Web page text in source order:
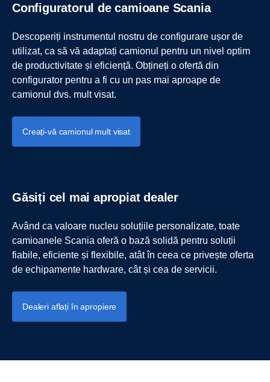
Configuratorul de camioane Scania
Descoperiți instrumentul nostru de configurare ușor de
utilizat, ca să vă adaptați camionul pentru un nivel optim
de productivitate și eficiență. Obțineți o ofertă din
configurator pentru a fi cu un pas mai aproape de
camionul dvs. mult visat.
Creați-vă camionul mult visat
Găsiți cel mai apropiat dealer
Având ca valoare nucleu soluțiile personalizate, toate
camioanele Scania oferă o bază solidă pentru soluții
fiabile, eficiente și flexibile, atât în ceea ce privește oferta
de echipamente hardware, cât și cea de servicii.
Dealeri aflați în apropiere